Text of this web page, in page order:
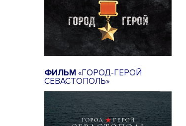
ФИЛЬМ«ГОРОД-ГЕРОЙ
СЕВАСТОПОЛЬ»